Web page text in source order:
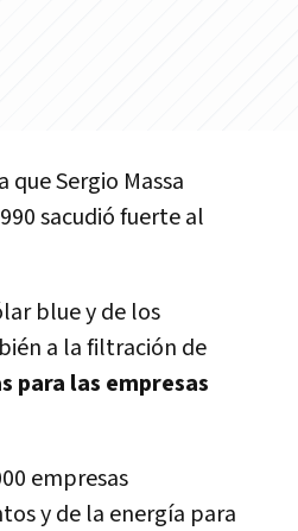
Sergio Massa
sacudió fuerte al
blue y de los
a la filtración de
para las empresas
empresas
y de la energía para